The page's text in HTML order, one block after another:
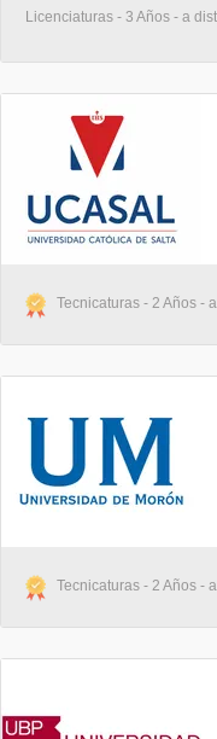
Licenciaturas - 3 Años - a
Tecnicaturas - 2 Años -
Tecnicaturas - 2 Años -